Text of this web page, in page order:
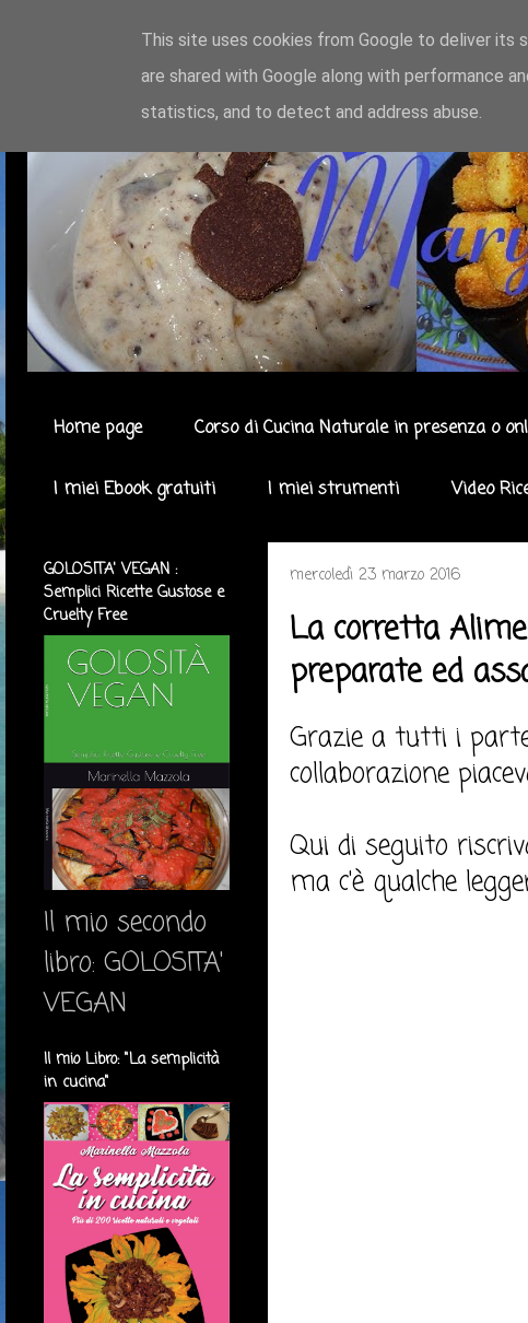
Home page Corso di Cucina Naturale in presenza o
I miei Ebook gratuiti I miei strumenti Video
mercoledì 23 marzo 2016
La corretta
preparate ed
Grazie a tutti i
collaborazione
Qui di seguito
ma c'è qualche
GOLOSITA' VEGAN :
Semplici Ricette Gustose e
Cruelty Free
Il mio secondo
libro: GOLOSITA'
VEGAN
Il mio Libro: "La semplicità
in cucina"
This site uses cookies from Google to deliver its
are shared with Google along with performance
statistics, and to detect and address abuse.